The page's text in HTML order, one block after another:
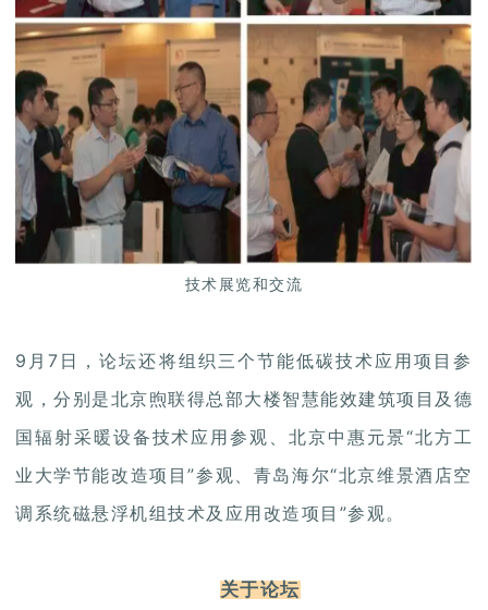
技术展览和交流
9月7日，论坛还将组织三个节能低碳技术应用项目参
观，分别是北京煦联得总部大楼智慧能效建筑项目及德
国辐射采暖设备技术应用参观、北京中惠元景“北方工
业大学节能改造项目”参观、青岛海尔“北京维景酒店空
调系统磁悬浮机组技术及应用改造项目”参观。
关于论坛